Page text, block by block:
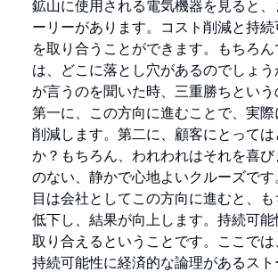
鉱山に使用される電気機器を見ると、
ーリーがあります。コスト削減と持
を取り合うことができます。もちろ
は、どこに落とし穴があるのでしょ
が言うのを聞いた時、三重勝ちという
第一に、この方向に進むことで、実
削減します。第二に、顧客にとっては
か？もちろん、われわれはそれを喜
のない、静かで心地よいクルーズで
目は会社としてこの方向に進むと、
低下し、結果が向上します。持続可
取り合えるということです。ここでは
持続可能性に経済的な論理があるスト